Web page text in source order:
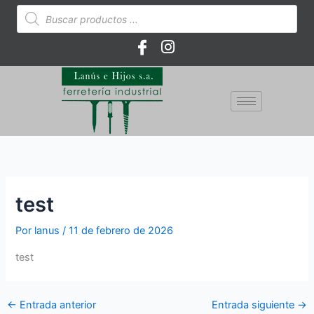
Búsqueda
de
productos
test
Por lanus/11 de febrero de 2026
test
← Entrada anterior Entrada siguiente →